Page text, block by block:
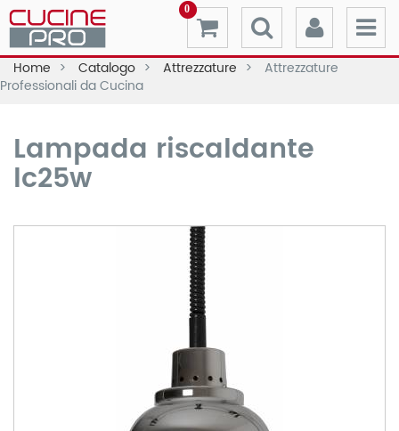
0
Home Catalogo Attrezzature
Attrezzature
Professionali da Cucina
Lampada riscaldante
lc25w